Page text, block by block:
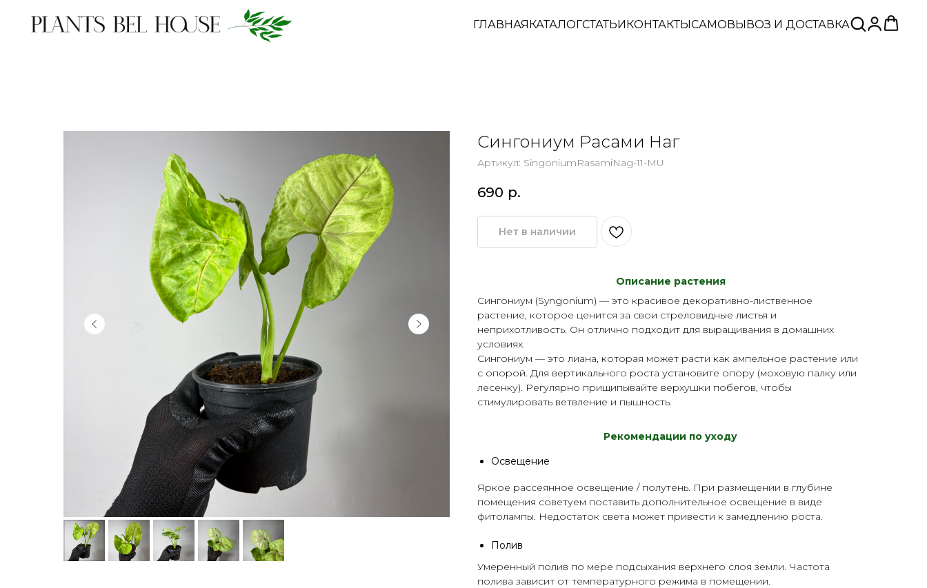
ГЛАВНАЯКАТАЛОГСТАТЬИКОНТАКТЫСАМОВЫВОЗ И ДОСТАВКА
Сингониум Расами Наг
Артикул: SingoniumRasamiNag-11-MU
690 р.
Нет в наличии
Описание растения
Сингониум (Syngonium) — это красивое декоративно-лиственное
растение, которое ценится за свои стреловидные листья и
неприхотливость. Он отлично подходит для выращивания в домашних
условиях.
Сингониум — это лиана, которая может расти как ампельное растение или
с опорой. Для вертикального роста установите опору (моховую палку или
лесенку). Регулярно прищипывайте верхушки побегов, чтобы
стимулировать ветвление и пышность.
Рекомендации по уходу
Освещение
Яркое рассеянное освещение / полутень. При размещении в глубине
помещения советуем поставить дополнительное освещение в виде
фитолампы . Недостаток света может привести к замедлению роста.
Полив
Умеренный полив по мере подсыхания верхнего слоя земли. Частота
полива зависит от температурного режима в помещении.